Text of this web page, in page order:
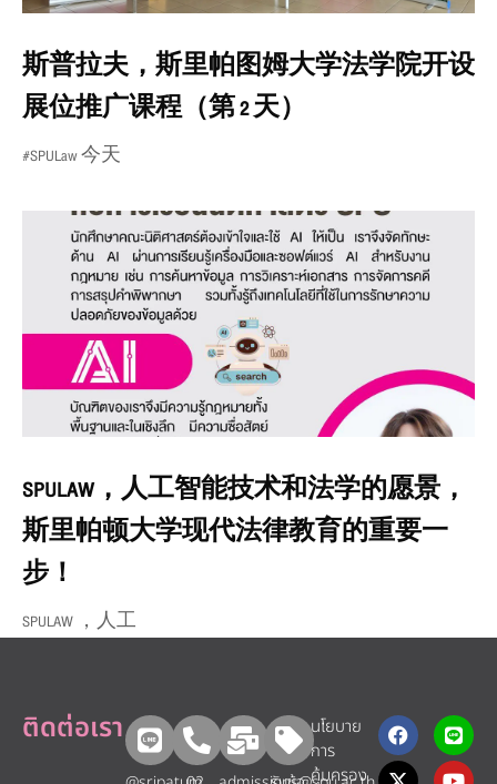
斯普拉夫，斯里帕图姆大学法学院开设
展位推广课程（第 2 天）
#SPULaw 今天
SPULAW，人工智能技术和法学的愿景，
斯里帕顿大学现代法律教育的重要一
步！
SPULAW ，人工
ติดต่อเรา
นโยบาย
การ
คุ้มครอง